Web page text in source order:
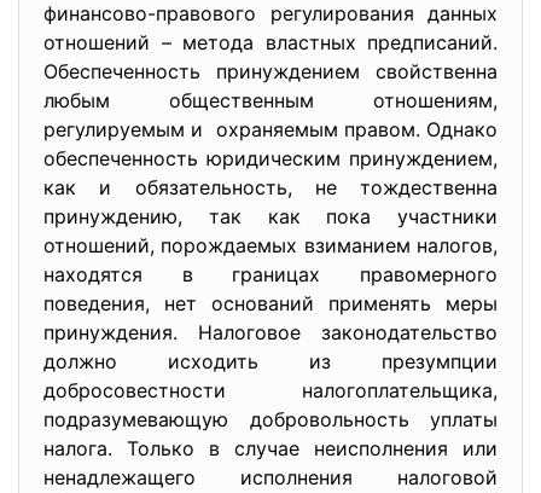
финансово-правового регулирования данных
отношений – метода властных предписаний.
Обеспеченность принуждением свойственна
любым общественным отношениям,
регулируемым и охраняемым правом. Однако
обеспеченность юридическим принуждением,
как и обязательность, не тождественна
принуждению, так как пока участники
отношений, порождаемых взиманием налогов,
находятся в границах правомерного
поведения, нет оснований применять меры
принуждения. Налоговое законодательство
должно исходить из презумпции
добросовестности налогоплательщика,
подразумевающую добровольность уплаты
налога. Только в случае неисполнения или
ненадлежащего исполнения налоговой